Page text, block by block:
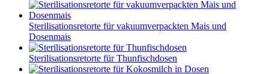
Sterilisationsretorte für vakuumverpackten Mais und
Dosenmais
Sterilisationsretorte für Thunfischdosen